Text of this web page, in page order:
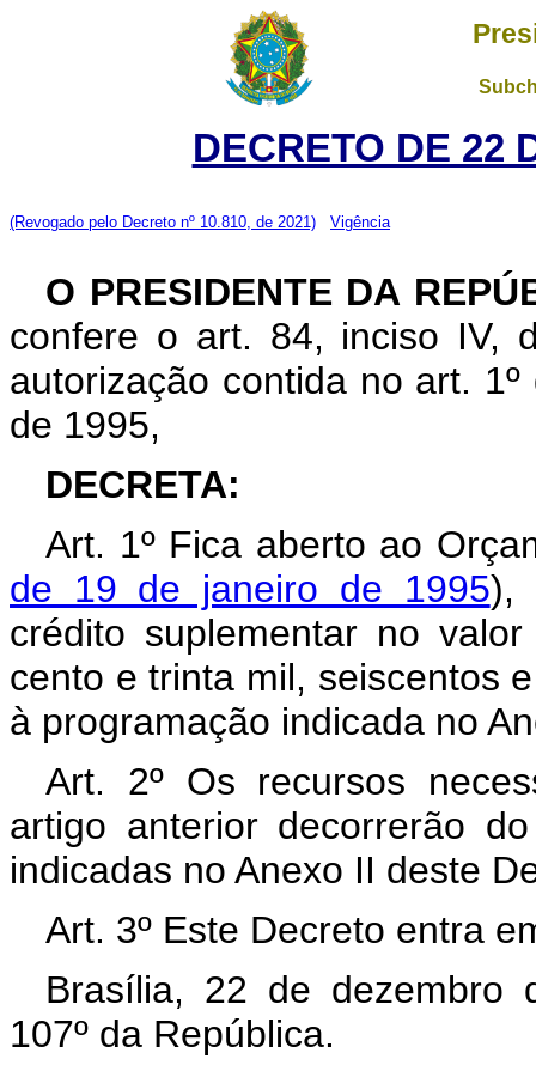
DECRETO DE 22
(Revogado pelo Decreto nº 10.810, de 2021) Vigência
O PRESIDENTE DA
confere o art. 84, inciso IV,
autorização contida no art.
de 1995,
DECRETA:
Art. 1º Fica aberto ao
de 19 de janeiro de 1995),
crédito suplementar no
cento e trinta mil, seiscentos
à programação indicada no
Art. 2º Os recursos
artigo anterior decorrerão
indicadas no Anexo II deste
Art. 3º Este Decreto entra
Brasília, 22 de dezembro
107º da República.